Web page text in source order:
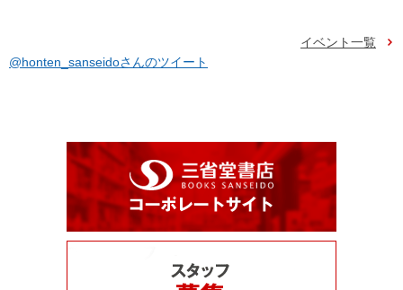
イベント一覧
@honten_sanseidoさんのツイート